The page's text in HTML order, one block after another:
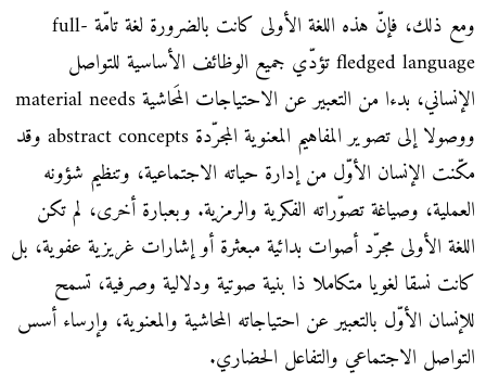
ومع ذلك، فإنّ هذه اللغة الأولى كانت بالضرورة لغة تامّة full-
fledged language تؤدّي جميع الوظائف الأساسية للتواصل
الإنساني، بدءا من التعبير عن الاحتياجات المَحاشية material needs
ووصولا إلى تصوير المفاهيم المعنوية المجرّدة abstract concepts وقد
مكّنت الإنسان الأوّل من إدارة حياته الاجتماعية، وتنظيم شؤونه
العملية، وصياغة تصوّراته الفكرية والرمزية. وبعبارة أخرى، لم تكن
اللغة الأولى مجرّد أصوات بدائية مبعثرة أو إشارات غريزية عفوية، بل
كانت نسقا لغويا متكاملا ذا بنية صوتية ودلالية وصرفية، تسمح
للإنسان الأوّل بالتعبير عن احتياجاته المحاشية والمعنوية، وإرساء أسس
التواصل الاجتماعي والتفاعل الحضاري.